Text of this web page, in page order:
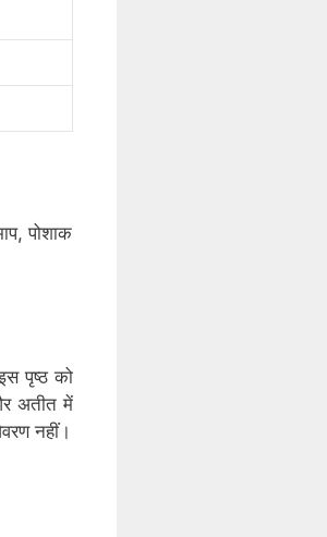
पोशाक
पृष्ठ को
अतीत में
नहीं।